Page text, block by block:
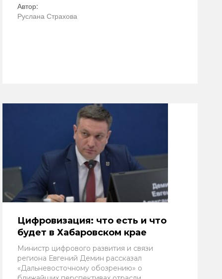
Автор:
Руслана Страхова
Цифровизация: что есть и что
будет в Хабаровском крае
Министр цифрового развития и связи
региона Евгений Демин рассказал
«Дальневосточному обозрению» о